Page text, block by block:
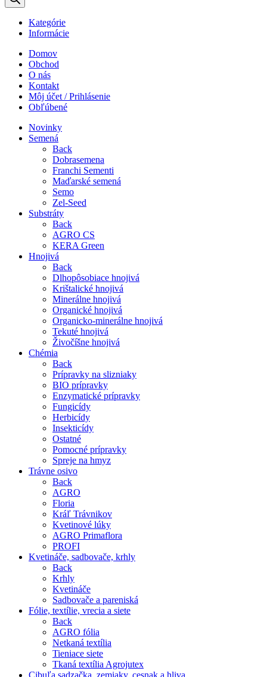
Kategórie
Informácie
Domov
Obchod
O nás
Kontakt
Môj účet / Prihlásenie
Obľúbené
Novinky
Semená
Back
Dobrasemena
Franchi Sementi
Maďarské semená
Semo
Zel-Seed
Substráty
Back
AGRO CS
KERA Green
Hnojivá
Back
Dlhopôsobiace hnojivá
Krištalické hnojivá
Minerálne hnojivá
Organické hnojivá
Organicko-minerálne hnojivá
Tekuté hnojivá
Živočíšne hnojivá
Chémia
Back
Prípravky na slizniaky
BIO prípravky
Enzymatické prípravky
Fungicídy
Herbicídy
Insekticídy
Ostatné
Pomocné prípravky
Spreje na hmyz
Trávne osivo
Back
AGRO
Floria
Kráľ Trávnikov
Kvetinové lúky
AGRO Primaflora
PROFI
Kvetináče, sadbovače, krhly
Back
Krhly
Kvetináče
Sadbovače a pareniská
Fólie, textílie, vrecia a siete
Back
AGRO fólia
Netkaná textília
Tieniace siete
Tkaná textília Agrojutex
Cibuľa sadzačka, zemiaky, cesnak a hliva